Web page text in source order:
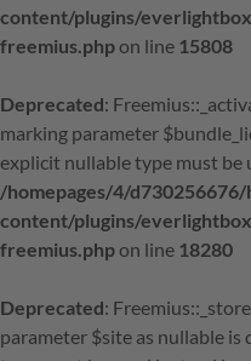
content/plugins/
freemius.phpon line 15808
Deprecated:
marking parameter
explicit nullable type must be
/homepages/4/
content/plugins/
freemius.phpon line 18280
Deprecated:
parameter $site as nullable